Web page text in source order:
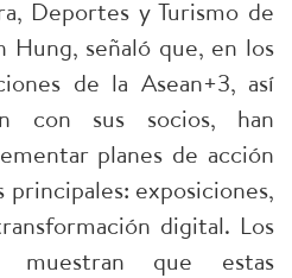
Deportes y Turismo de
Hung, señaló que, en los
de la Asean+3, así
con sus socios, han
planes de acción
exposiciones,
digital. Los
muestran que estas